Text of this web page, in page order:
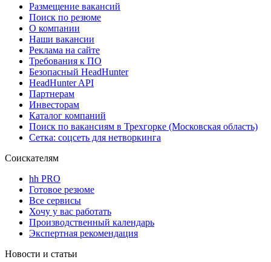
Размещение вакансий
Поиск по резюме
О компании
Наши вакансии
Реклама на сайте
Требования к ПО
Безопасный HeadHunter
HeadHunter API
Партнерам
Инвесторам
Каталог компаний
Поиск по вакансиям в Трехгорке (Московская область)
Сетка: соцсеть для нетворкинга
Соискателям
hh PRO
Готовое резюме
Все сервисы
Хочу у вас работать
Производственный календарь
Экспертная рекомендация
Новости и статьи